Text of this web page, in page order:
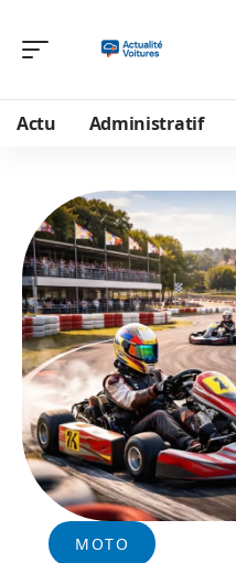
Actu Administratif
MOTO